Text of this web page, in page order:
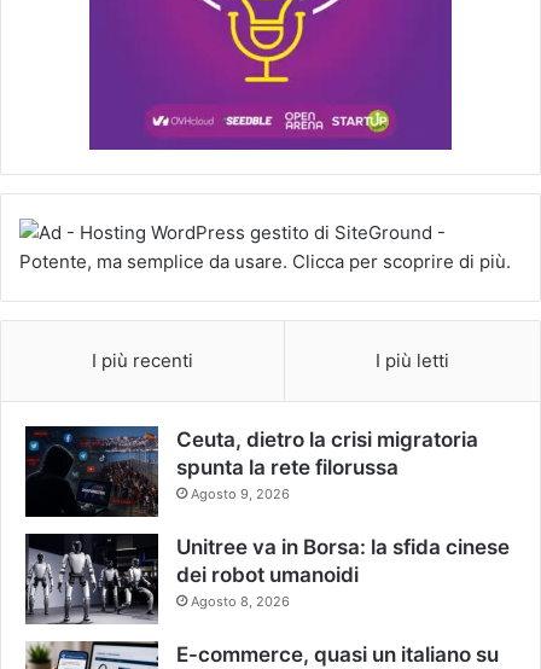
I più recenti I più letti
Ceuta, dietro la crisi migratoria
spunta la rete filorussa
Agosto 9, 2026
Unitree va in Borsa: la sfida cinese
dei robot umanoidi
Agosto 8, 2026
E-commerce, quasi un italiano su